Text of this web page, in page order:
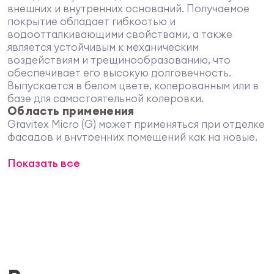
внешних и внутренних оснований. Получаемое
покрытие обладает гибкостью и
водоотталкивающими свойствами, а также
является устойчивым к механическим
воздействиям и трещинообразованию, что
обеспечивает его высокую долговечность.
Выпускается в белом цвете, колерованным или в
базе для самостоятельной колеровки.
Область применения
Gravitex Micro (G) может применяться при отделке
фасадов и внутренних помещений как на новые,
цементосодержащих плит, выравнивающих
Показать все